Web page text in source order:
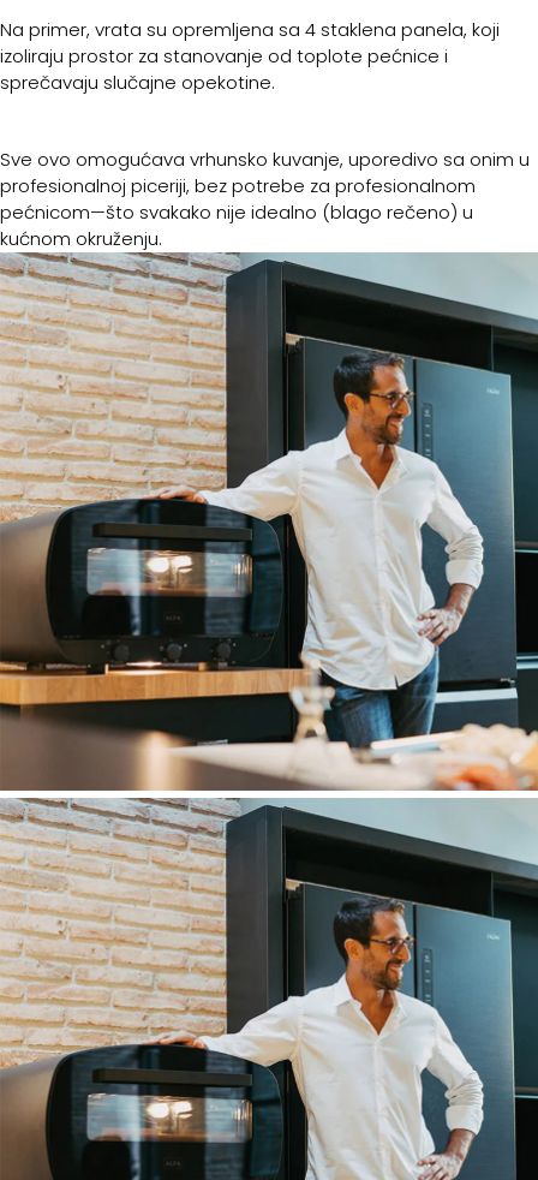
Na primer, vrata su opremljena sa 4 staklena panela, koji
izoliraju prostor za stanovanje od toplote pećnice i
sprečavaju slučajne opekotine.
Sve ovo omogućava vrhunsko kuvanje, uporedivo sa onim u
profesionalnoj piceriji, bez potrebe za profesionalnom
pećnicom—što svakako nije idealno (blago rečeno) u
kućnom okruženju.